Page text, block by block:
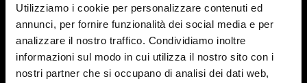
Utilizziamo i cookie per personalizzare contenuti ed
annunci, per fornire funzionalità dei social media e per
analizzare il nostro traffico. Condividiamo inoltre
informazioni sul modo in cui utilizza il nostro sito con i
nostri partner che si occupano di analisi dei dati web,